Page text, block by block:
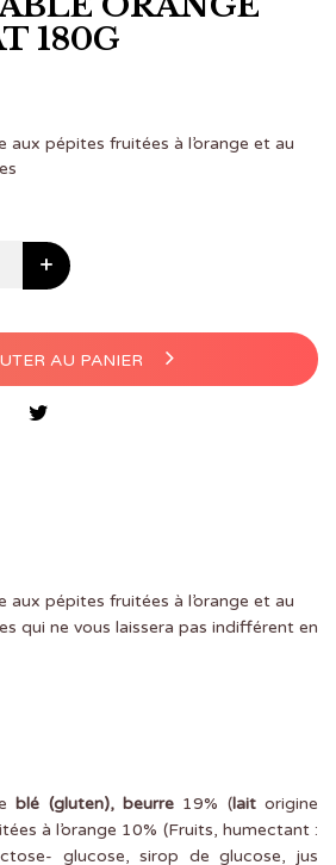
180G
aux pépites fruitées à l’orange et au
+
AU PANIER
aux pépites fruitées à l’orange et au
qui ne vous laissera pas indifférent en
blé (gluten), beurre 19% (laitorigine
à l’orange 10% (Fruits, humectant :
glucose, sirop de glucose, jus